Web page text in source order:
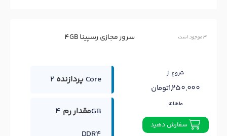
سرور مجازی رسپینا 4GB 3 موجود است
پردازنده2 Core
مقدار رم 4GB
شروع از
1,250,000تومان
ماهانه
سفارش دهید